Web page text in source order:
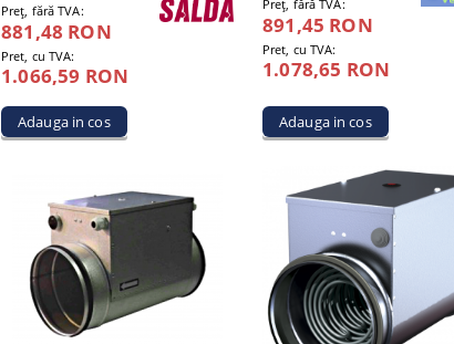
Preţ, fără TVA:
881,48 RON
Pret, cu TVA:
1.066,59 RON
Preţ, fără TVA:
891,45 RON
Pret, cu TVA:
1.078,65 RON